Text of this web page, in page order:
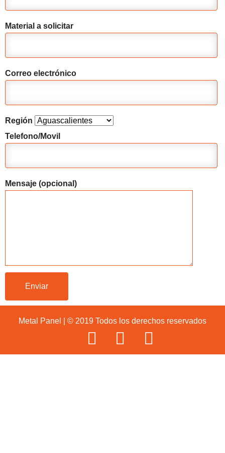
Material a solicitar
Correo electrónico
Región
Telefono/Movil
Mensaje (opcional)
Metal Panel | © 2019 Todos los derechos reservados